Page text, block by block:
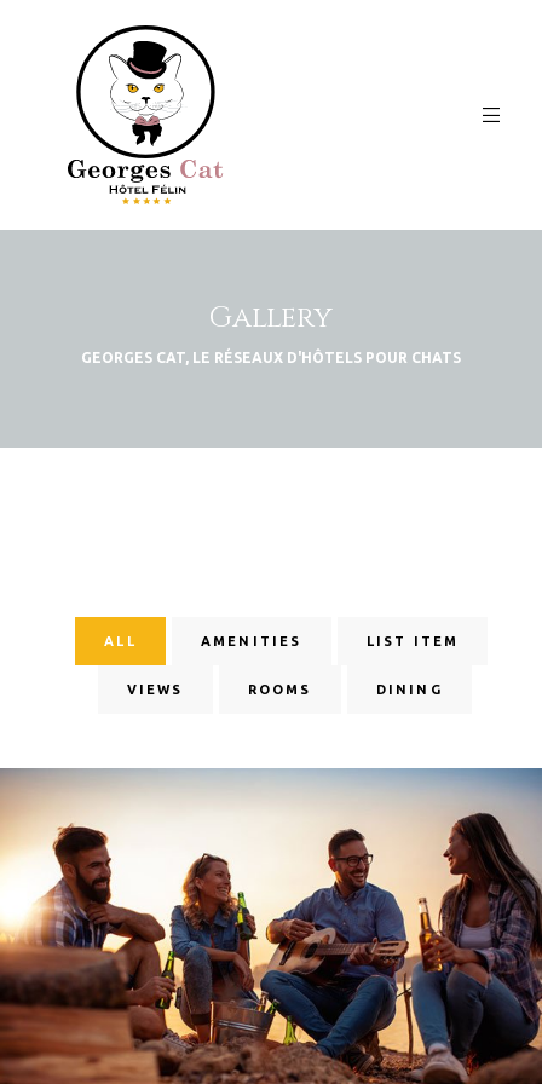
Gallery
GEORGES CAT, LE RÉSEAUX D'HÔTELS POUR CHATS
ALL AMENITIES LIST ITEM
VIEWS ROOMS DINING